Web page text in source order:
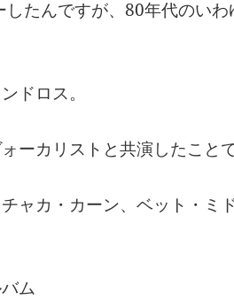
たんですが、80年代のい
ドロス。
ーカリストと共演したことで
ャカ・カーン、ベット・ミ
ム